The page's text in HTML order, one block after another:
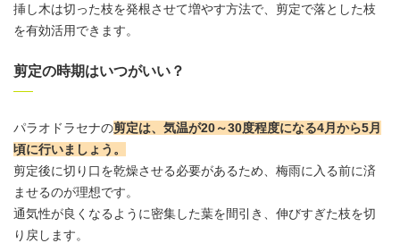
挿し木は切った枝を発根させて増やす方法で、剪定で落とした枝
を有効活用できます。
剪定の時期はいつがいい？
パラオドラセナの剪定は、気温が20～30度程度になる4月から5月
頃に行いましょう。
剪定後に切り口を乾燥させる必要があるため、梅雨に入る前に済
ませるのが理想です。
通気性が良くなるように密集した葉を間引き、伸びすぎた枝を切
り戻します。